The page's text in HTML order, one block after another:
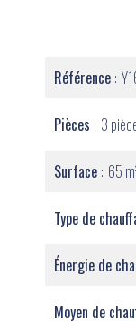
Référence
Pièces 3
Surface 65
Type de
Énergie de
Moyen de